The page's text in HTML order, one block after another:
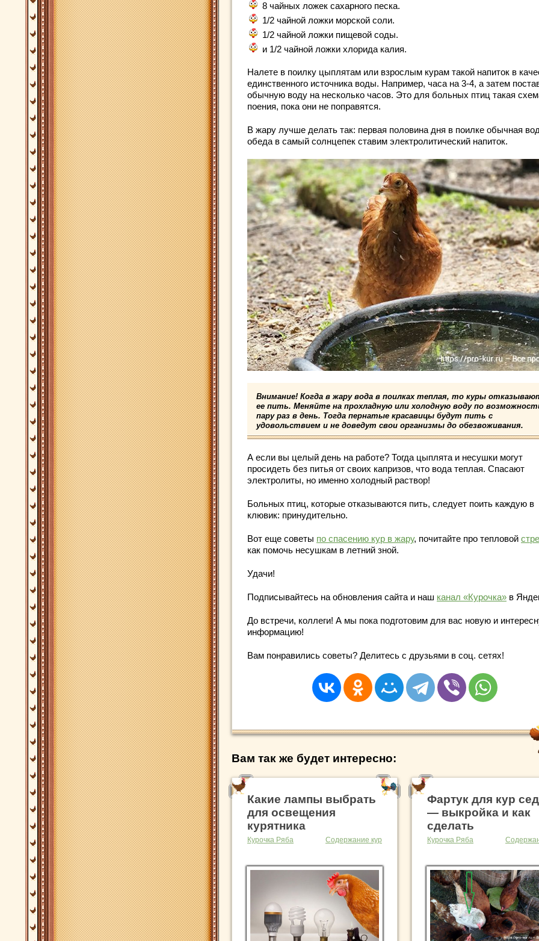
8 чайных ложек сахарного песка.
1/2 чайной ложки морской соли.
1/2 чайной ложки пищевой соды.
и 1/2 чайной ложки хлорида калия.
Налете в поилку цыплятам или взрослым курам такой напиток в
единственного источника воды. Например, часа на 3-4, а затем
обычную воду на несколько часов. Это для больных птиц такая
поения, пока они не поправятся.
В жару лучше делать так: первая половина дня в поилке обычная
обеда в самый солнцепек ставим электролитический напиток.
Внимание! Когда в жару вода в поилках теплая, то куры
ее пить. Меняйте на прохладную или холодную воду по
пару раз в день. Тогда пернатые красавицы будут пить с
удовольствием и не доведут свои организмы до обезвоживания.
А если вы целый день на работе? Тогда цыплята и несушки могут
просидеть без питья от своих капризов, что вода теплая. Спасают
электролиты, но именно холодный раствор!
Больных птиц, которые отказываются пить, следует поить каждую в
клювик: принудительно.
Вот еще советы по спасению кур в жару, почитайте про тепловой
как помочь несушкам в летний зной.
Удачи!
Подписывайтесь на обновления сайта и наш канал «Курочка» в
До встречи, коллеги! А мы пока подготовим для вас новую и
информацию!
Вам понравились советы? Делитесь с друзьями в соц. сетях!
Вам так же будет интересно:
Какие лампы выбрать
для освещения
курятника
Курочка Ряба Содержание кур
Фартук для кур
— выкройка и как
сделать
Курочка Ряба